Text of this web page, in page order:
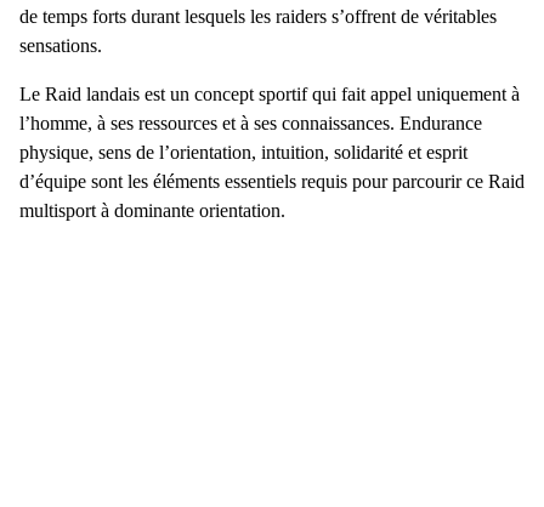
de temps forts durant lesquels les raiders s’offrent de véritables
sensations.
Le Raid landais est un concept sportif qui fait appel uniquement à
l’homme, à ses ressources et à ses connaissances. Endurance
physique, sens de l’orientation, intuition, solidarité et esprit
d’équipe sont les éléments essentiels requis pour parcourir ce Raid
multisport à dominante orientation.